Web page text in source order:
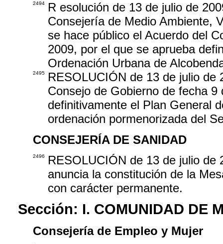
2494
R esolución de 13 de julio de
Consejería de Medio Ambiente,
se hace público el Acuerdo del
2009, por el que se aprueba
Ordenación Urbana de
2495
RESOLUCIÓN de 13 de julio de
Consejo de Gobierno de fecha
definitivamente el Plan General
ordenación pormenorizada del
CONSEJERÍA DE SANIDAD
2496
RESOLUCIÓN de 13 de julio
anuncia la constitución de la
con carácter permanente.
Sección: I. COMUNIDAD DE
Consejería de Empleo y Mujer